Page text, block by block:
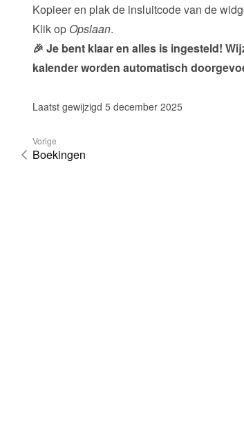
Kopieer en plak de insluitcode van de
Klik op Opslaan.
🎉 Je bent klaar en alles is ingesteld!
kalender worden automatisch
Laatst gewijzigd 5 december 2025
Vorige
Boekingen